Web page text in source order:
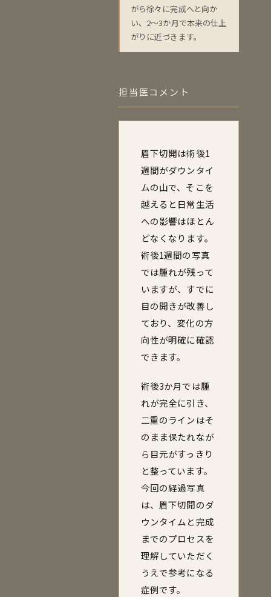
がら徐々に完成へと向か
い、2〜3か月で本来の仕上
がりに近づきます。
担当医コメント
眉下切開は術後1
週間がダウンタイ
ムの山で、そこを
越えると日常生活
への影響はほとん
どなくなります。
術後1週間の写真
では腫れが残って
いますが、すでに
目の開きが改善し
ており、変化の方
向性が明確に確認
できます。
術後3か月では腫
れが完全に引き、
二重のラインはそ
のまま保たれなが
ら目元がすっきり
と整っています。
今回の経過写真
は、眉下切開のダ
ウンタイムと完成
までのプロセスを
理解していただく
うえで参考になる
症例です。